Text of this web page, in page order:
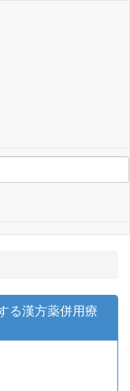
る漢方薬併用療